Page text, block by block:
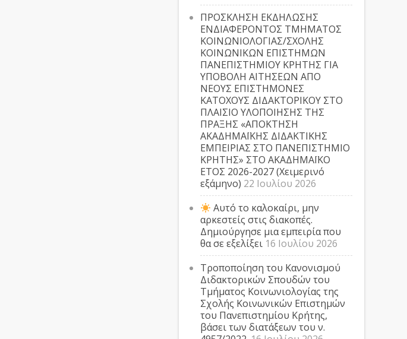
ΠΡΟΣΚΛΗΣΗ ΕΚΔΗΛΩΣΗΣ
ΕΝΔΙΑΦΕΡΟΝΤΟΣ ΤΜΗΜΑΤΟΣ
ΚΟΙΝΩΝΙΟΛΟΓΙΑΣ/ΣΧΟΛΗΣ
ΚΟΙΝΩΝΙΚΩΝ ΕΠΙΣΤΗΜΩΝ
ΠΑΝΕΠΙΣΤΗΜΙΟΥ ΚΡΗΤΗΣ ΓΙΑ
ΥΠΟΒΟΛΗ ΑΙΤΗΣΕΩΝ ΑΠΟ
ΝΕΟΥΣ ΕΠΙΣΤΗΜΟΝΕΣ
ΚΑΤΟΧΟΥΣ ΔΙΔΑΚΤΟΡΙΚΟΥ ΣΤΟ
ΠΛΑΙΣΙΟ ΥΛΟΠΟΙΗΣΗΣ ΤΗΣ
ΠΡΑΞΗΣ «ΑΠΟΚΤΗΣΗ
ΑΚΑΔΗΜΑΪΚΗΣ ΔΙΔΑΚΤΙΚΗΣ
ΕΜΠΕΙΡΙΑΣ ΣΤΟ ΠΑΝΕΠΙΣΤΗΜΙΟ
ΚΡΗΤΗΣ» ΣΤΟ ΑΚΑΔΗΜΑΪΚΟ
ΕΤΟΣ 2026-2027 (Χειμερινό
εξάμηνο) 22 Ιουλίου 2026
Αυτό το καλοκαίρι, μην
αρκεστείς στις διακοπές.
Δημιούργησε μια εμπειρία που
θα σε εξελίξει 16 Ιουλίου 2026
Τροποποίηση του Κανονισμού
Διδακτορικών Σπουδών του
Τμήματος Κοινωνιολογίας της
Σχολής Κοινωνικών Επιστημών
του Πανεπιστημίου Κρήτης,
βάσει των διατάξεων του ν.